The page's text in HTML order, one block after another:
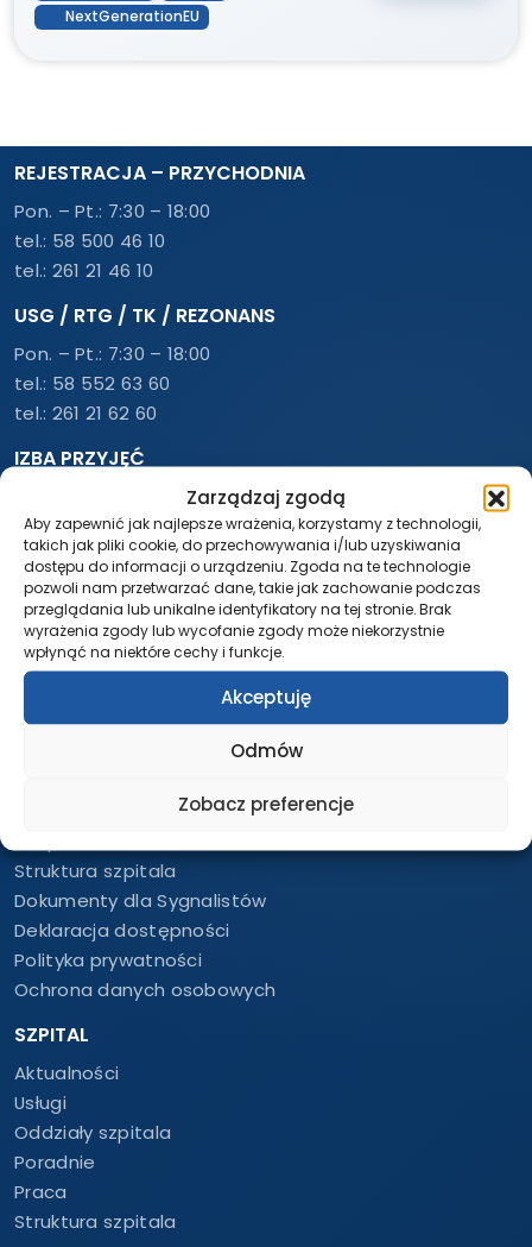
Zarządzaj zgodą
Aby zapewnić jak najlepsze wrażenia, korzystamy z technologii,
takich jak pliki cookie, do przechowywania i/lub uzyskiwania
dostępu do informacji o urządzeniu. Zgoda na te technologie
pozwoli nam przetwarzać dane, takie jak zachowanie podczas
przeglądania lub unikalne identyfikatory na tej stronie. Brak
wyrażenia zgody lub wycofanie zgody może niekorzystnie
wpłynąć na niektóre cechy i funkcje.
Akceptuję
Odmów
Zobacz preferencje
NextGenerationEU
REJESTRACJA – PRZYCHODNIA
Pon. – Pt.: 7:30 – 18:00
tel.: 58 500 46 10
tel.: 261 21 46 10
USG / RTG / TK / REZONANS
Pon. – Pt.: 7:30 – 18:00
tel.: 58 552 63 60
tel.: 261 21 62 60
IZBA PRZYJĘĆ
tel.:58 552 63 18
tel.:261 21 63 18
tel.:785 773 020
LABORATORIUM – DIAGNOSTYKA
Całodobowo
tel.:261 21 62 84
Struktura szpitala
Dokumenty dla Sygnalistów
Deklaracja dostępności
Polityka prywatności
Ochrona danych osobowych
SZPITAL
Aktualności
Usługi
Oddziały szpitala
Poradnie
Praca
Struktura szpitala